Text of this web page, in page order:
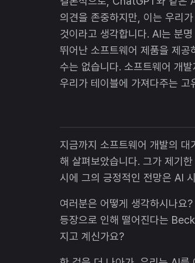
의견을 존중하지만, 이는 우리
것이라고 생각합니다. AI는 분
뛰어난 소프트웨어 제품을 제
수는 없습니다. 소프트웨어 개
우리가 테이블에 가져다주는 고
지금까지 소프트웨어 개발의
해 살펴보았습니다. 그가 제기
시에 그의 긍정적인 전망은 AI
여러분은 어떻게 생각하시나요
등장으로 인해 떨어진다는
지고 계신가요?